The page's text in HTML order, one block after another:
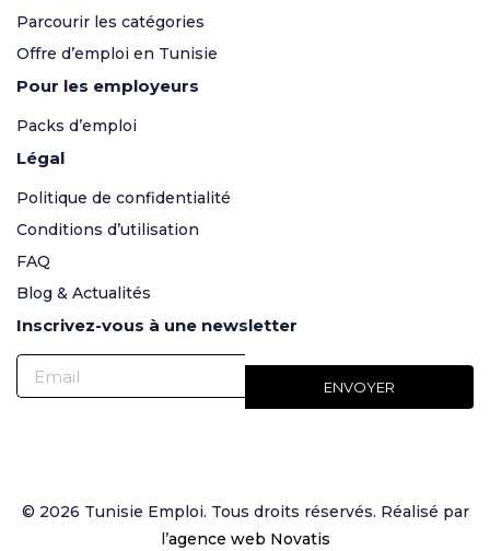
Parcourir les catégories
Offre d’emploi en Tunisie
Pour les employeurs
Packs d’emploi
Légal
Politique de confidentialité
Conditions d’utilisation
FAQ
Blog & Actualités
Inscrivez-vous à une newsletter
© 2026 Tunisie Emploi. Tous droits réservés. Réalisé par
l’agence web Novatis